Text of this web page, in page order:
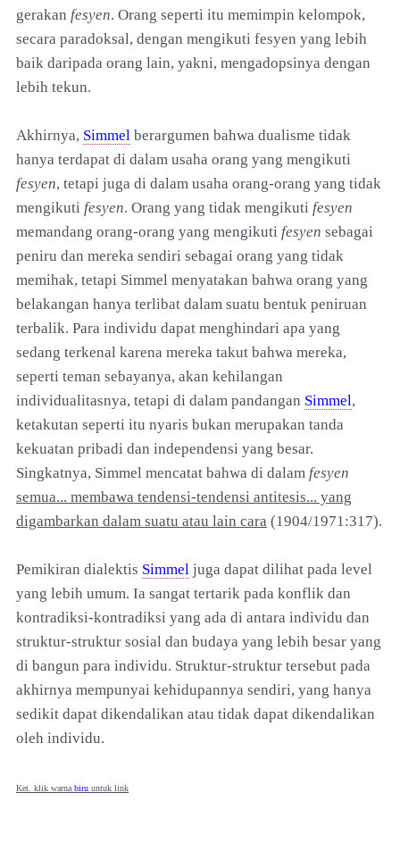
gerakan fesyen. Orang seperti itu memimpin kelompok,
secara paradoksal, dengan mengikuti fesyen yang lebih
baik daripada orang lain, yakni, mengadopsinya dengan
lebih tekun.
Akhirnya, Simmel berargumen bahwa dualisme tidak
hanya terdapat di dalam usaha orang yang mengikuti
fesyen, tetapi juga di dalam usaha orang-orang yang tidak
mengikuti fesyen. Orang yang tidak mengikuti fesyen
memandang orang-orang yang mengikuti fesyen sebagai
peniru dan mereka sendiri sebagai orang yang tidak
memihak, tetapi Simmel menyatakan bahwa orang yang
belakangan hanya terlibat dalam suatu bentuk peniruan
terbalik. Para individu dapat menghindari apa yang
sedang terkenal karena mereka takut bahwa mereka,
seperti teman sebayanya, akan kehilangan
individualitasnya, tetapi di dalam pandangan Simmel,
ketakutan seperti itu nyaris bukan merupakan tanda
kekuatan pribadi dan independensi yang besar.
Singkatnya, Simmel mencatat bahwa di dalam fesyen
semua... membawa tendensi-tendensi antitesis... yang
digambarkan dalam suatu atau lain cara (1904/1971:317).
Pemikiran dialektis Simmel juga dapat dilihat pada level
yang lebih umum. Ia sangat tertarik pada konflik dan
kontradiksi-kontradiksi yang ada di antara individu dan
struktur-struktur sosial dan budaya yang lebih besar yang
di bangun para individu. Struktur-struktur tersebut pada
akhirnya mempunyai kehidupannya sendiri, yang hanya
sedikit dapat dikendalikan atau tidak dapat dikendalikan
oleh individu.
Ket. klik warna biru untuk link